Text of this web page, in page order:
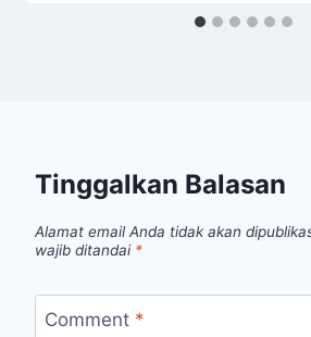
Tinggalkan Balasan
Alamat email Anda tidak akan
wajib ditandai *
Comment *